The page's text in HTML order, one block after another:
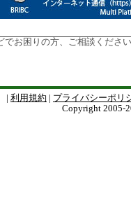
でお困りの方、ご相談くだ
利用規約
プライバシーポリ
Copyright 2005-